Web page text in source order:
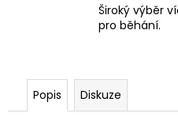
Široký výběr
pro běhání.
Popis Diskuze